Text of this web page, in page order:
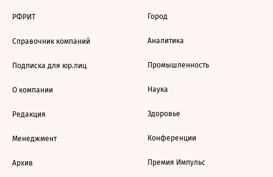
РФРИТ
Справочник компаний
Подписка для юр.лиц
О компании
Редакция
Менеджмент
Архив
Город
Аналитика
Промышленность
Наука
Здоровье
Конференции
Премия Импульс